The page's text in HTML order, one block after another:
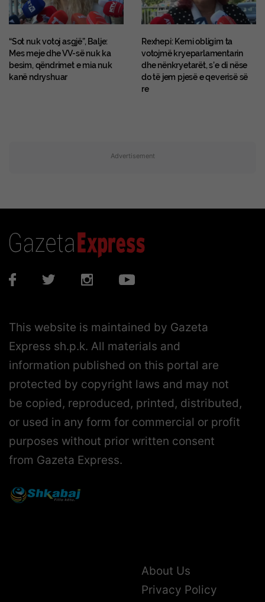
“Sot nuk votoj asgjë”, Balje:
Mes meje dhe VV-së nuk ka
besim, qëndrimet e mia nuk
kanë ndryshuar
Rexhepi: Kemi obligim ta
votojmë kryeparlamentarin
dhe nënkryetarët, s’e di nëse
do të jem pjesë e qeverisë së
re
Advertisement
This website is maintained by Gazeta
Express sh.p.k. All materials and
information published on this portal are
protected by copyright laws and may not
be copied, reproduced, printed, distributed,
or used in any form for commercial or profit
purposes without prior written consent
from Gazeta Express.
About Us
Privacy Policy